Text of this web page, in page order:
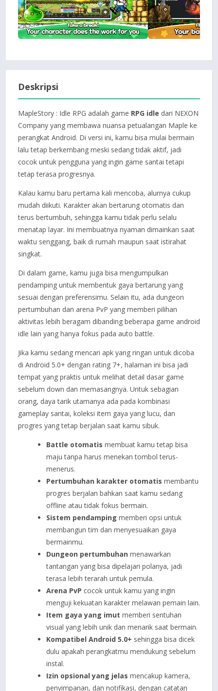
Deskripsi
MapleStory : Idle RPG adalah game RPG idle dari NEXON
Company yang membawa nuansa petualangan Maple ke
perangkat Android. Di versi ini, kamu bisa mulai bermain
lalu tetap berkembang meski sedang tidak aktif, jadi
cocok untuk pengguna yang ingin game santai tetapi
tetap terasa progresnya.
Kalau kamu baru pertama kali mencoba, alurnya cukup
mudah diikuti. Karakter akan bertarung otomatis dan
terus bertumbuh, sehingga kamu tidak perlu selalu
menatap layar. Ini membuatnya nyaman dimainkan saat
waktu senggang, baik di rumah maupun saat istirahat
singkat.
Di dalam game, kamu juga bisa mengumpulkan
pendamping untuk membentuk gaya bertarung yang
sesuai dengan preferensimu. Selain itu, ada dungeon
pertumbuhan dan arena PvP yang memberi pilihan
aktivitas lebih beragam dibanding beberapa game android
idle lain yang hanya fokus pada auto battle.
Jika kamu sedang mencari apk yang ringan untuk dicoba
di Android 5.0+ dengan rating 7+, halaman ini bisa jadi
tempat yang praktis untuk melihat detail dasar game
sebelum down dan memasangnya. Untuk sebagian
orang, daya tarik utamanya ada pada kombinasi
gameplay santai, koleksi item gaya yang lucu, dan
progres yang tetap berjalan saat kamu sibuk.
Battle otomatis membuat kamu tetap bisa
maju tanpa harus menekan tombol terus-
menerus.
Pertumbuhan karakter otomatis membantu
progres berjalan bahkan saat kamu sedang
offline atau tidak fokus bermain.
Sistem pendamping memberi opsi untuk
membangun tim dan menyesuaikan gaya
bermainmu.
Dungeon pertumbuhan menawarkan
tantangan yang bisa dipelajari polanya, jadi
terasa lebih terarah untuk pemula.
Arena PvP cocok untuk kamu yang ingin
menguji kekuatan karakter melawan pemain lain.
Item gaya yang imut memberi sentuhan
visual yang lebih unik dan menarik saat bermain.
Kompatibel Android 5.0+ sehingga bisa dicek
dulu apakah perangkatmu mendukung sebelum
instal.
Izin opsional yang jelas mencakup kamera,
penyimpanan, dan notifikasi, dengan catatan